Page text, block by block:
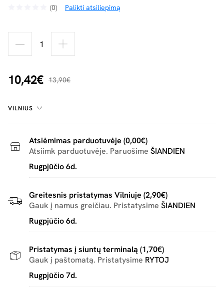
(0) Palikti atsiliepimą
10,42€ 13,90€
VILNIUS
Atsiėmimas parduotuvėje (0,00€)
Atsiimk parduotuvėje. Paruošime ŠIANDIEN
Rugpjūčio 6d.
Greitesnis pristatymas Vilniuje (2,90€)
Gauk į namus greičiau. Pristatysime ŠIANDIEN
Rugpjūčio 6d.
Pristatymas į siuntų terminalą (1,70€)
Gauk į paštomatą. Pristatysime RYTOJ
Rugpjūčio 7d.